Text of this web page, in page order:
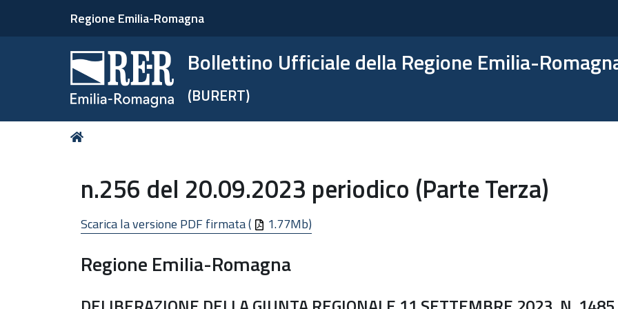
Regione Emilia-Romagna
Bollettino Ufficiale della Regione Emilia-
(BURERT)
Tu
n.256 del 20.09.2023 periodico (Parte Terza)
Scarica la versione PDF firmata ( 1.77Mb)
Regione Emilia-Romagna